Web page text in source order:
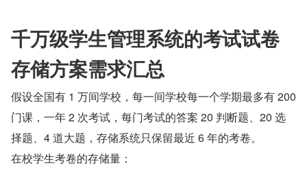
千万级学生管理系统的考试试卷
存储方案需求汇总
假设全国有 1 万间学校，每一间学校每一个学期最多有 200
门课，一年 2 次考试，每门考试的答案 20 判断题、20 选
择题、4 道大题，存储系统只保留最近 6 年的考卷。
在校学生考卷的存储量：